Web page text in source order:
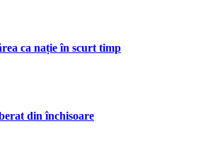
ca nație în scurt timp
din închisoare